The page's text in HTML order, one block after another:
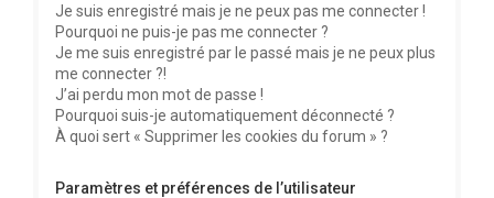
Je suis enregistré mais je ne peux pas me connecter !
Pourquoi ne puis-je pas me connecter ?
Je me suis enregistré par le passé mais je ne peux plus
me connecter ?!
J’ai perdu mon mot de passe !
Pourquoi suis-je automatiquement déconnecté ?
À quoi sert « Supprimer les cookies du forum » ?
Paramètres et préférences de l’utilisateur